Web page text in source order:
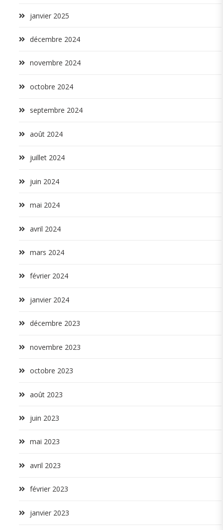
janvier 2025
décembre 2024
novembre 2024
octobre 2024
septembre 2024
août 2024
juillet 2024
juin 2024
mai 2024
avril 2024
mars 2024
février 2024
janvier 2024
décembre 2023
novembre 2023
octobre 2023
août 2023
juin 2023
mai 2023
avril 2023
février 2023
janvier 2023